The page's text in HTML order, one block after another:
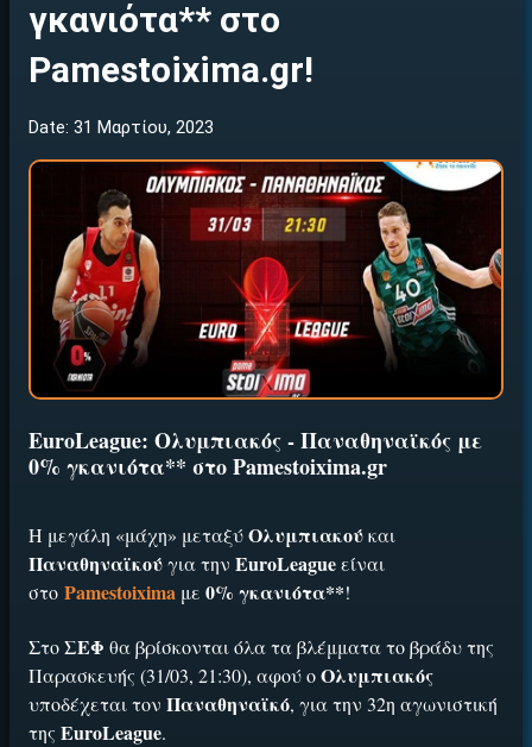
γκανιότα** στο
Pamestoixima.gr!
Date: 31 Μαρτίου, 2023
EuroLeague: Ολυμπιακός - Παναθηναϊκός με
0% γκανιότα** στο Pamestoixima.gr
Η μεγάλη «μάχη» μεταξύΟλυμπιακούκαι
Παναθηναϊκούγια την EuroLeagueείναι
στο Pamestoixima με 0% γκανιότα**!
ΣτοΣΕΦ θα βρίσκονται όλα τα βλέμματα το βράδυ της
Παρασκευής (31/03, 21:30), αφού οΟλυμπιακός
υποδέχεται τον Παναθηναϊκό, για την 32η αγωνιστική
της EuroLeague.